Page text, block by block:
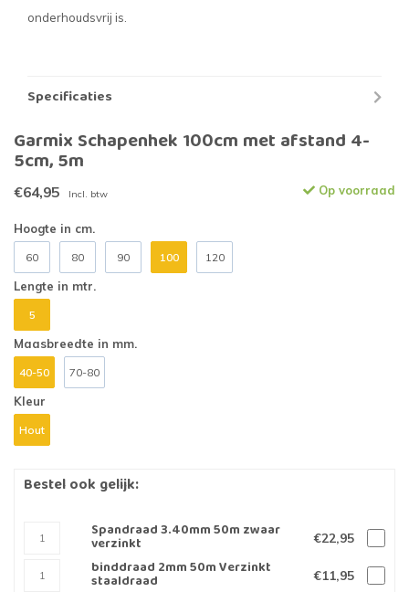
onderhoudsvrij is.
Specificaties
Garmix Schapenhek 100cm met afstand 4-
5cm, 5m
€64,95 Incl. btw Op voorraad
Hoogte in cm.
60 80 90 100 120
Lengte in mtr.
5
Maasbreedte in mm.
40-50 70-80
Kleur
Hout
Bestel ook gelijk:
Spandraad 3.40mm 50m zwaar
verzinkt €22,95
binddraad 2mm 50m Verzinkt
staaldraad €11,95